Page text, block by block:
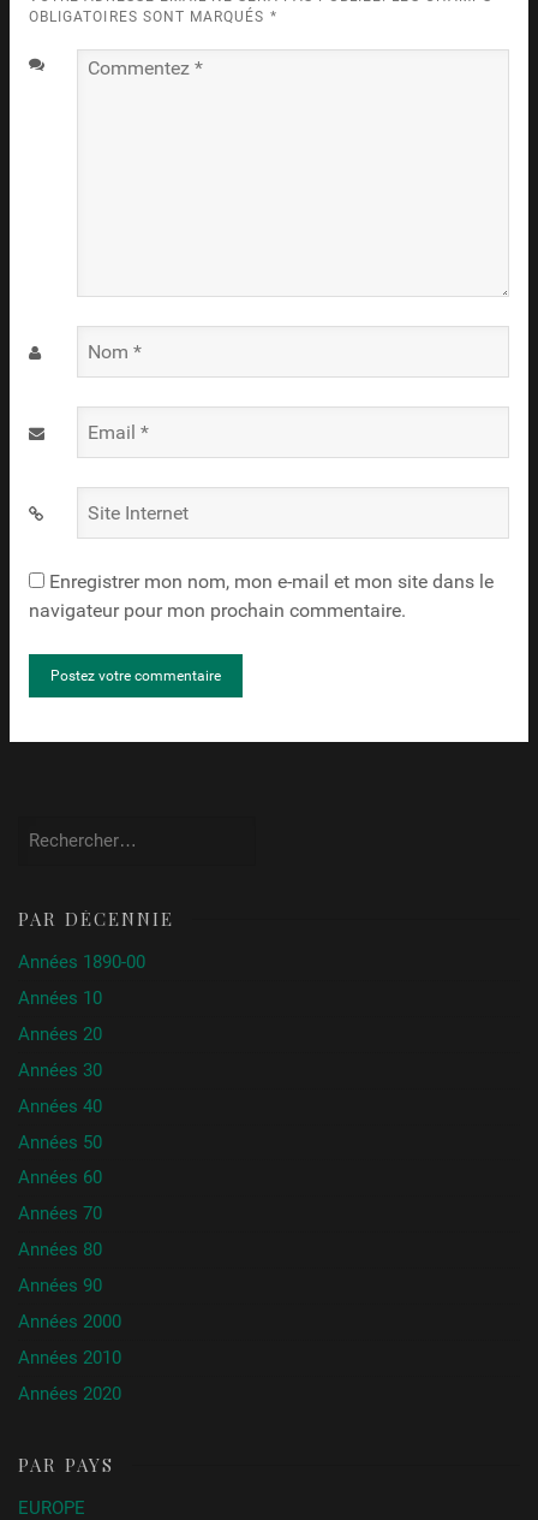
OBLIGATOIRES SONT MARQUÉS *
Commentez
Nom
Email
Site
Internet
Enregistrer mon nom, mon e-mail et mon site dans le
navigateur pour mon prochain commentaire.
PAR DÉCENNIE
Années 1890-00
Années 10
Années 20
Années 30
Années 40
Années 50
Années 60
Années 70
Années 80
Années 90
Années 2000
Années 2010
Années 2020
PAR PAYS
EUROPE